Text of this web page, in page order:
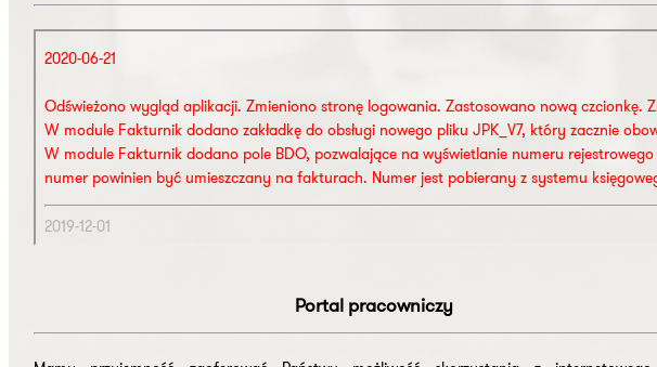
Portal pracowniczy